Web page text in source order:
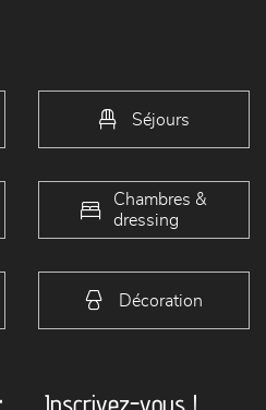
Séjours
Chambres &
dressing
Décoration